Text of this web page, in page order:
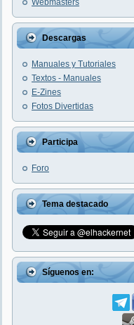
Webmasters
Descargas
Manuales y Tutoriales
Textos - Manuales
E-Zines
Fotos Divertidas
Participa
Foro
Tema destacado
Síguenos en: